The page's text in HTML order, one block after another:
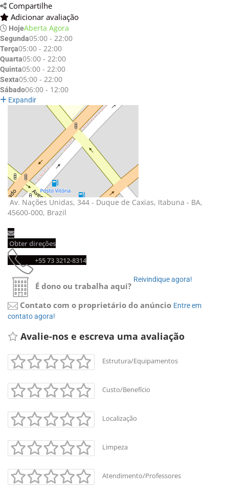
Compartilhe
Adicionar avaliação
HojeAberta Agora
Segunda05:00 - 22:00
Terça05:00 - 22:00
Quarta05:00 - 22:00
Quinta05:00 - 22:00
Sexta05:00 - 22:00
Sábado06:00 - 12:00
Expandir
Av. Nações Unidas, 344 - Duque de Caxias, Itabuna - BA,
45600-000, Brazil
Obter direções
+55 73 3212-8314
É dono ou trabalha aqui?
Reivindique agora!
Contato com o proprietário do anúncio Entre em
contato agora!
Avalie-nos e escreva uma avaliação
Estrutura/Equipamentos
Custo/Benefício
Localização
Limpeza
Atendimento/Professores